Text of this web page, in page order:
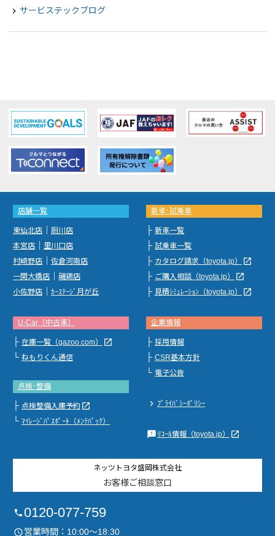
navigate_next サービステックブログ
店舗一覧
東仙北店
厨川店
本宮店
里川口店
村崎野店
佐倉河南店
一関大橋店
磯鶏店
小佐野店
ｶｰｽﾃｰｼﾞ月が丘
新車･試乗車
├ 新車一覧
├ 試乗車一覧
├ カタログ請求（toyota.jp）
launch
├ ご購入相談（toyota.jp）
launch
├ 見積ｼﾐｭﾚｰｼｮﾝ（toyota.jp） launch
U-Car（中古車）
├ 在庫一覧（gazoo.com）
launch
└ ねもりくん通信
点検･整備
├ 点検整備入庫予約 launch
└ ﾏｲﾚｰｼﾞﾊﾟｽﾎﾟｰﾄ（ﾒﾝﾃﾊﾟｯｸ）
企業情報
├ 採用情報
├ CSR基本方針
└ 電子公告
chevron_right ﾌﾟﾗｲﾊﾞｼｰﾎﾟﾘｼｰ
feedback ﾘｺｰﾙ情報（toyota.jp） launch
ネッツトヨタ盛岡株式会社
お客様ご相談窓口
phone0120-077-759
access_time営業時間：10:00～18:30